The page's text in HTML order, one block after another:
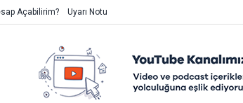
Açabilirim? Uyarı Notu